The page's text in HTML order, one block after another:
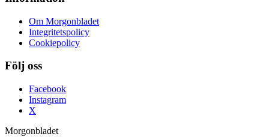
Om Morgonbladet
Integritetspolicy
Cookiepolicy
Följ oss
Facebook
Instagram
X
Morgonbladet